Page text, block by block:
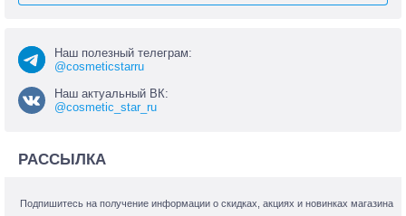
Наш полезный телеграм:
@cosmeticstarru
Наш актуальный ВК:
@cosmetic_star_ru
РАССЫЛКА
Подпишитесь на получение информации о скидках, акциях и новинках магазина